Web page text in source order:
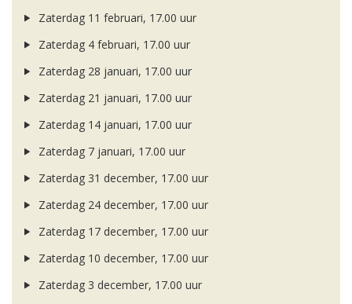
Zaterdag 11 februari, 17.00 uur
Zaterdag 4 februari, 17.00 uur
Zaterdag 28 januari, 17.00 uur
Zaterdag 21 januari, 17.00 uur
Zaterdag 14 januari, 17.00 uur
Zaterdag 7 januari, 17.00 uur
Zaterdag 31 december, 17.00 uur
Zaterdag 24 december, 17.00 uur
Zaterdag 17 december, 17.00 uur
Zaterdag 10 december, 17.00 uur
Zaterdag 3 december, 17.00 uur